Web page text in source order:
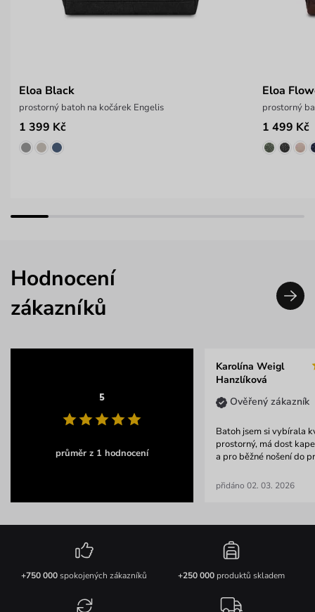
Eloa Black
prostorný batoh na kočárek Engelis
1 399 Kč
Eloa
prostorný
1 499 Kč
Hodnocení
zákazníků
5
průměr z 1 hodnocení
Karolína Weigl
Hanzlíková
Ověřený zákazník
Batoh jsem si vybírala
prostorný, má dost
a pro běžné nošení do
přidáno 02. 03. 2026
+750 000spokojených zákazníků +250 000produktů skladem